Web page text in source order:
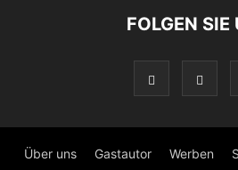
FOLGEN SIE
Über uns Gastautor Werben